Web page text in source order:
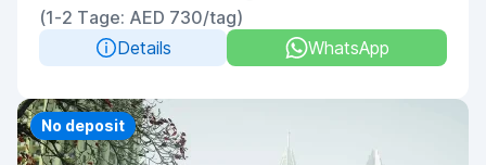
(1-2 Tage: AED 730/tag)
Details
WhatsApp
Priority
No deposit